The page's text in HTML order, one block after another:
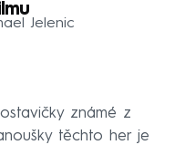
Jelenic
známé z
těchto her je